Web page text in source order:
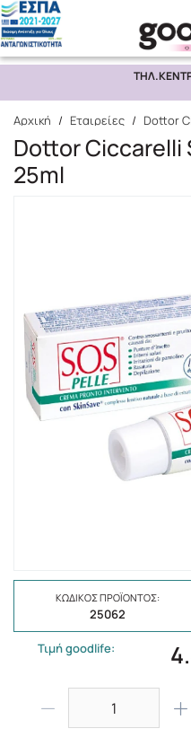
Αρχική / Εταιρείες / Dottor
Dottor Ciccarelli
25ml
ΚΩΔΙΚΌΣ ΠΡΟΪΌΝΤΟΣ:
25062
Τιμή goodlife: